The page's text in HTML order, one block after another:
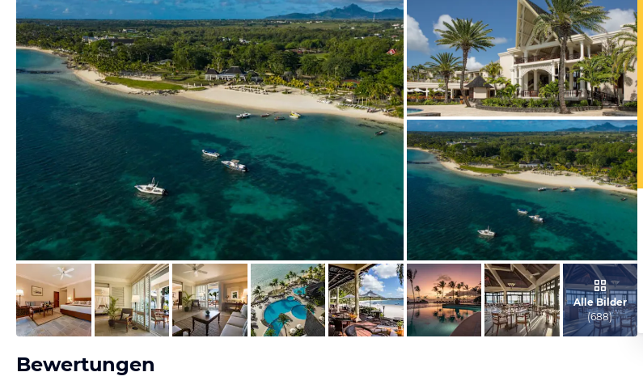
vom Hotelier, Januar 2014
vom Hotelier, Januar 2014
vom Hotelier, Januar 2014
Alle Bilder
(688)
Bewertungen